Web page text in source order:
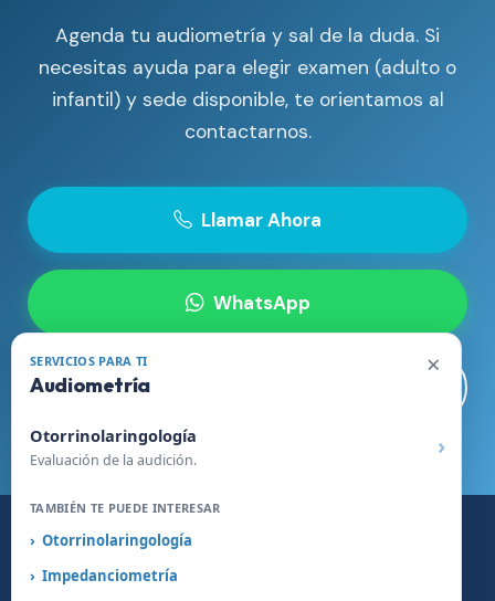
Agenda tu audiometría y sal de la duda. Si
necesitas ayuda para elegir examen (adulto o
infantil) y sede disponible, te orientamos al
contactarnos.
Llamar Ahora
WhatsApp
© 2026 Clínica Somno - Especialistas en Medicina
SERVICIOS PARA TI
Audiometría
×
Otorrinolaringología
Evaluación de la audición.
TAMBIÉN TE PUEDE INTERESAR
Otorrinolaringología
Impedanciometría